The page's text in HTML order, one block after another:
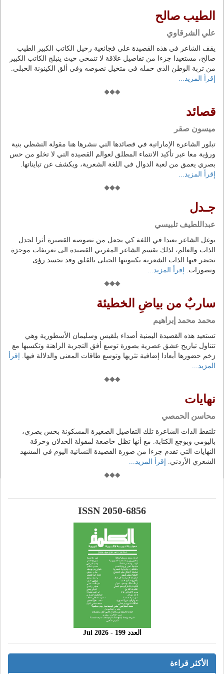
الطيب صالح
علي الشرقاوي
يقف الشاعر في هذه القصيدة على فجائعية رحيل الكاتب الكبير الطيب
صالح، مستعيدا جزءا من تفاصيل علاقة لا تنمحي حيث ينبلج الكاتب الكبير
من تربة الوطن الذي حمله في متخيل نصوصه وفي ألق الكينونة الحبلى.
إقرأ المزيد...
قصائد
ميسون صقر
تبلور الشاعرة الإماراتية في قصائدها التي ننشرها هنا مقولة التشظي بنية
ورؤية معا عبر تأكيد الانتماء المطلق لعوالم القصيدة التي لا تخلو من حس
بصري يعمق من لعبة الدوال في اللغة الشعرية، ويكشف عن تبايناتها.
إقرأ المزيد...
جـدل
عبداللطيف تلبيسي
يوغل الشاعر بعيدا في اللغة كي يجعل من نصوصه القصيرة أثرا لجدل
الذات والعالم، لذلك يقسم الشاعر المغربي القصيدة الى تعريفات موجزة
تحضر فيها الذات الشعرية بكينونتها الحبلى بالقلق وقد تجسد رؤى
وتصورات.
إقرأ المزيد...
ساربٌ من بياضِ الخطيئة
محمد محمد إبراهيم
تستعيد هذه القصيدة اليمنية أصداء بلقيس وسليمان الأسطورية وهي
تتناول تباريح عشق عصرية بصورة توسع أفق التجربة الراهنة وتكسبها مع
زخم حضورها أبعادا إضافية تثريها وتوسع طاقات المعنى والدلالة فيها.
إقرأ
المزيد...
نهايات
محاسن الحمصي
تلتقط الذات الشاعرة تلك التفاصيل الصغيرة المسكونة بحس بصري،
باليومي وبوجع الكتابة. مع أنها تظل خاضعة لمقولة الخذلان وحرقة
النهايات التي تقدم جزءا من صورة القصيدة النسائية اليوم في المشهد
الشعري الأردني.
إقرأ المزيد...
ISSN 2050-6856
العدد 199 - 2026 Jul
الأكثر قراءة